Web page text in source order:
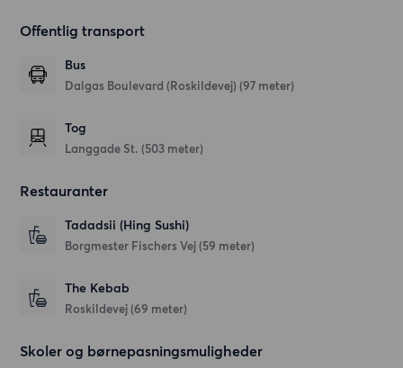
Offentlig transport
Bus
Dalgas Boulevard (Roskildevej) (97 meter)
Tog
Langgade St. (503 meter)
Restauranter
Tadadsii (Hing Sushi)
Borgmester Fischers Vej (59 meter)
The Kebab
Roskildevej (69 meter)
Skoler og børnepasningsmuligheder